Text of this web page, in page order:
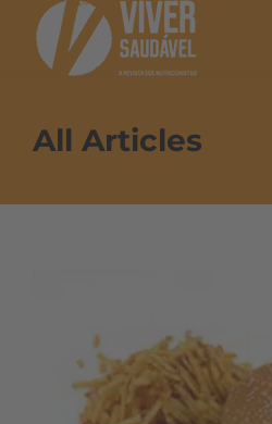
All Articles